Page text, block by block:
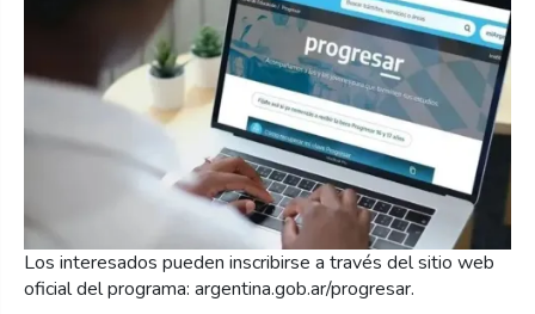
Los interesados pueden inscribirse a través del sitio web
oficial del programa: argentina.gob.ar/progresar.